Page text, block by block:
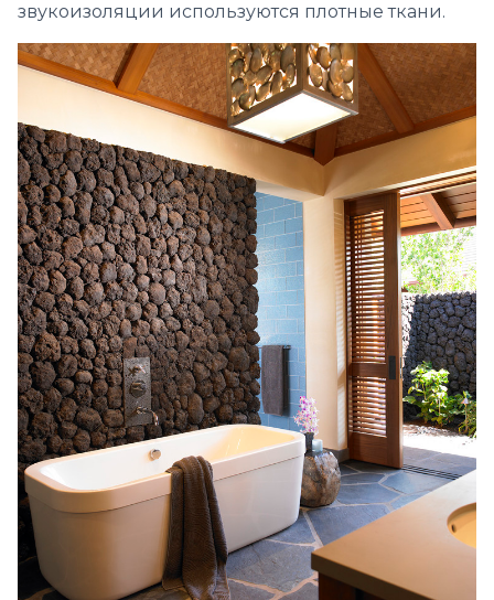
звукоизоляции используются плотные ткани.